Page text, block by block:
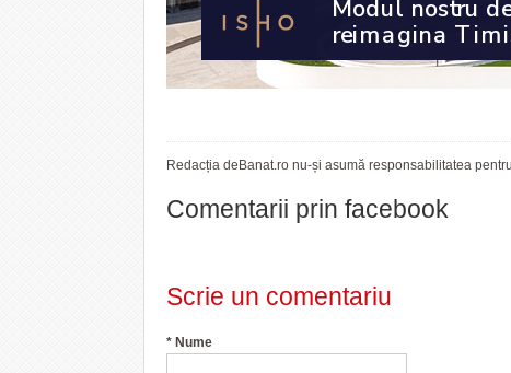
Redacția deBanat.ro nu-și asumă responsabilitatea
Comentarii prin facebook
Scrie un comentariu
* Nume